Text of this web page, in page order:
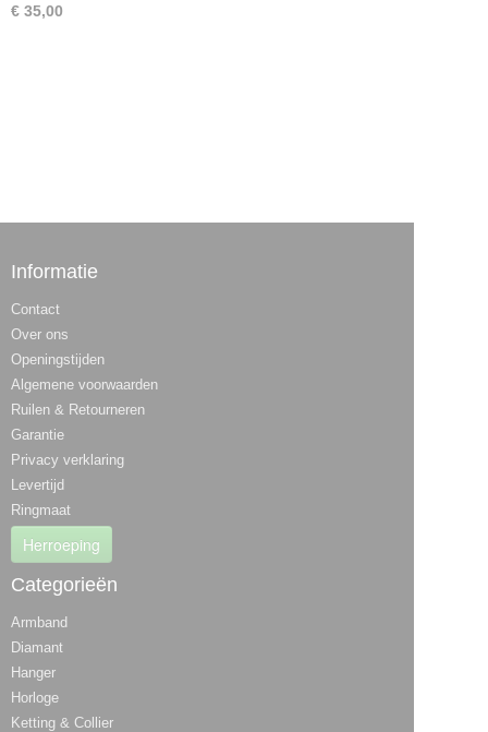
€ 35,00
Informatie
Contact
Over ons
Openingstijden
Algemene voorwaarden
Ruilen & Retourneren
Garantie
Privacy verklaring
Levertijd
Ringmaat
Herroeping
Categorieën
Armband
Diamant
Hanger
Horloge
Ketting & Collier